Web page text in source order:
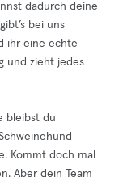
dadurch deine
bei uns
ihr eine echte
und zieht jedes
bleibst du
Kommt doch mal
Aber dein Team